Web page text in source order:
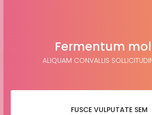
Fermentum
ALIQUAM CONVALLIS
FUSCE VULPUTATE SEM